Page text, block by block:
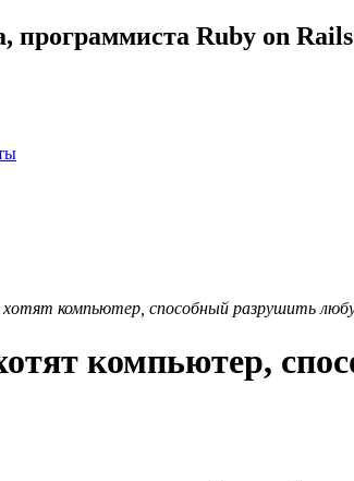
программиста Ruby on
компьютер, способный разрушить
компьютер,